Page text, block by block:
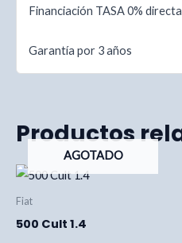
Financiación TASA 0%
Garantía por 3 años
Productos
AGOTADO
Fiat
500 Cult 1.4